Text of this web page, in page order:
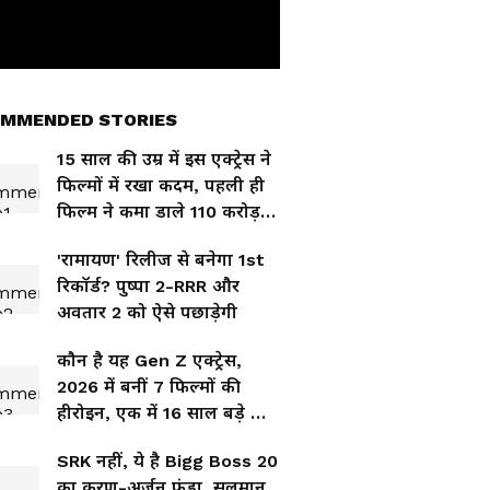
STORIES
15 साल की उम्र में इस एक्ट्रेस ने
फिल्मों में रखा कदम, पहली ही
फिल्म ने कमा डाले 110 करोड़
'रामायण' रिलीज से बनेगा 1st
रिकॉर्ड? पुष्पा 2-RRR और
अवतार 2 को ऐसे पछाड़ेगी
कौन है यह Gen Z एक्ट्रेस,
2026 में बनीं 7 फिल्मों की
हीरोइन, एक में 16 साल बड़े हीरो
SRK नहीं, ये है Bigg Boss 20